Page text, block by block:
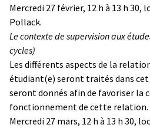
Mercredi 27 février, 12 h à 13 h 30,
Pollack.
Le contexte de supervision aux
cycles)
Les différents aspects de la
étudiant(e) seront traités dans cet
seront donnés afin de favoriser la
fonctionnement de cette relation.
Mercredi 27 mars, 12 h à 13 h 30,